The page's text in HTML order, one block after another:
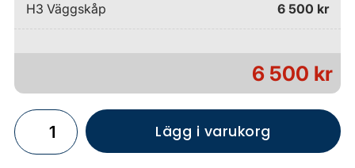
H3 Väggskåp 6 500 kr
6 500 kr
Lägg i varukorg